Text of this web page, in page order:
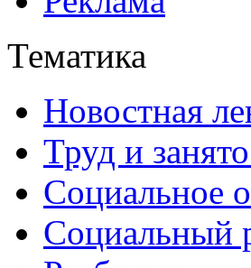
Тематика
Новостная
Труд и
Социальное
Социальный